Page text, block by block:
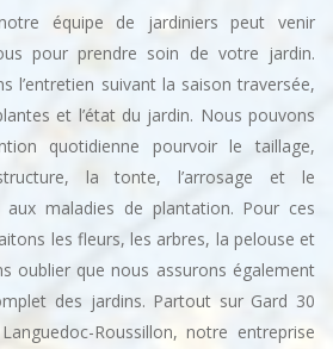
équipe de jardiniers peut venir
pour prendre soin de votre jardin.
l’entretien suivant la saison traversée,
et l’état du jardin. Nous pouvons
quotidienne pourvoir le taillage,
la tonte, l’arrosage et le
maladies de plantation. Pour ces
les fleurs, les arbres, la pelouse et
oublier que nous assurons également
des jardins. Partout sur Gard 30
Roussillon, notre entreprise